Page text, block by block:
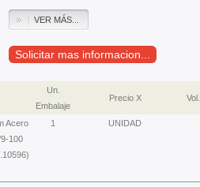
VER MÁS...
Solicitar mas informacion...
Un.
Embalaje
Precio X Vol.
Acero
100
1 UNIDAD